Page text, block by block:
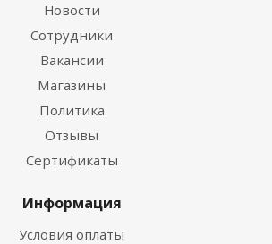
Новости
Сотрудники
Вакансии
Магазины
Политика
Отзывы
Сертификаты
Информация
Условия оплаты